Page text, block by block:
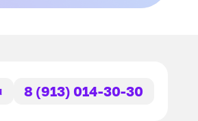
8 (913) 014-30-30